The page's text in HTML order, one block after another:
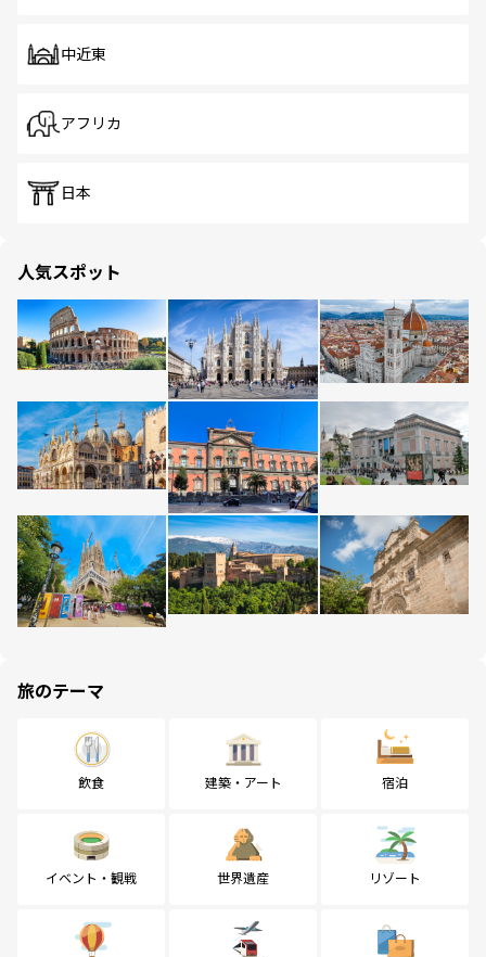
中近東
アフリカ
日本
人気スポット
旅のテーマ
飲食 建築・アート 宿泊
イベント・観戦 世界遺産 リゾート